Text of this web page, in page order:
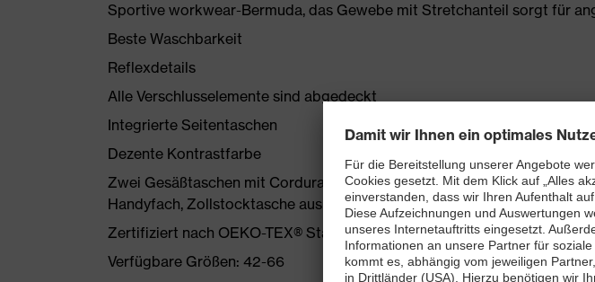
Sportive workwear-Bermuda, das Gewebe mit Stretchanteil sorgt für
Beste Waschbarkeit
Reflexdetails
Alle Verschlusselemente sind abgedeckt
Integrierte Seitentaschen
Dezente Kontrastfarbe
Zwei Gesäßtaschen mit Cordura verstärkt, Schenkeltasche mit hohem
Handyfach, Zollstocktasche aus Cordura
Zertifiziert nach OEKO-TEX® Standard 100
Verfügbare Größen: 42-66